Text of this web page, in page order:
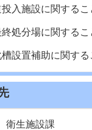
入施設に関するこ
処分場に関するこ
設置補助に関する
生施設課